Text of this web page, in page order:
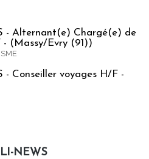
- Alternant(e) Chargé(e) de
- (Massy/Evry (91))
- Conseiller voyages H/F -
NEWS